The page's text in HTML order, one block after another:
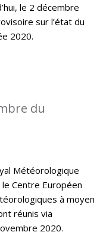
le 2 décembre
sur l’état du
2020.
du
Météorologique
Centre Européen
à moyen
réunis via
2020.